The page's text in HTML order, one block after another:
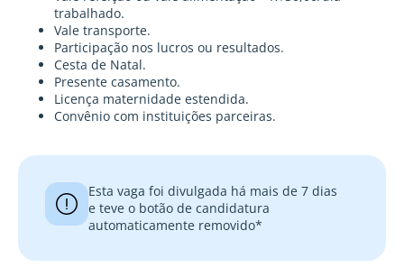
trabalhado.
Vale transporte.
Participação nos lucros ou resultados.
Cesta de Natal.
Presente casamento.
Licença maternidade estendida.
Convênio com instituições parceiras.
Esta vaga foi divulgada há mais de 7 dias
e teve o botão de candidatura
automaticamente removido*